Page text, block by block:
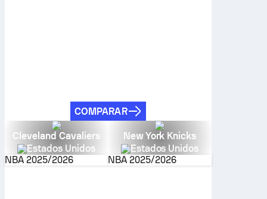
COMPARAR
Cleveland Cavaliers
Estados Unidos
NBA 2025/2026
New York Knicks
Estados Unidos
NBA 2025/2026